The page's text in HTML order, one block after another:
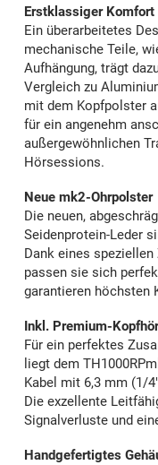
Erstklassiger Komfort
Ein überarbeitetes
mechanische Teile,
Aufhängung, trägt
Vergleich zu
mit dem Kopfpolster
für ein angenehm
außergewöhnlichen
Hörsessions.
Neue mk2-Ohrpolster
Die neuen,
Seidenprotein-Leder
Dank eines
passen sie sich
garantieren höchsten
Inkl. Premium-
Für ein perfektes
liegt dem
Kabel mit 6,3 mm (1/
Die exzellente
Signalverluste und
Handgefertigtes